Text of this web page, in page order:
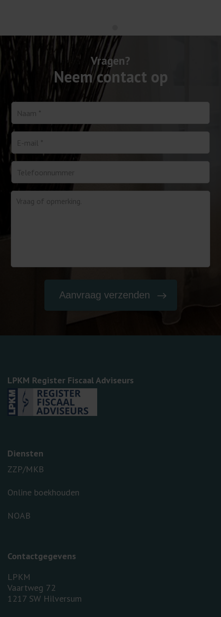
Vragen?
Neem contact op
LPKM Register Fiscaal Adviseurs
Diensten
ZZP/MKB
Online boekhouden
NOAB
Contactgegevens
LPKM
Vaartweg 72
1217 SW Hilversum